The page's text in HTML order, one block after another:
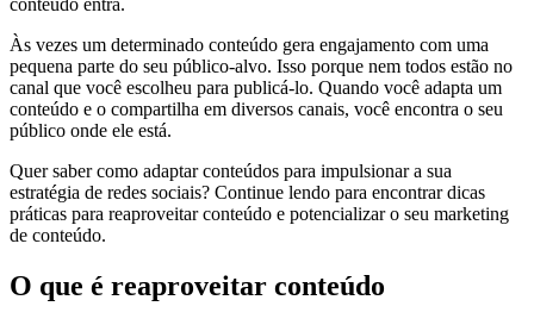
conteúdo entra.
Às vezes um determinado conteúdo gera engajamento com uma
pequena parte do seu público-alvo. Isso porque nem todos estão no
canal que você escolheu para publicá-lo. Quando você adapta um
conteúdo e o compartilha em diversos canais, você encontra o seu
público onde ele está.
Quer saber como adaptar conteúdos para impulsionar a sua
estratégia de redes sociais? Continue lendo para encontrar dicas
práticas para reaproveitar conteúdo e potencializar o seu marketing
de conteúdo.
O que é reaproveitar conteúdo